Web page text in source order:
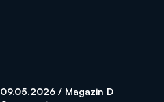
09.05.2026 / Magazin D